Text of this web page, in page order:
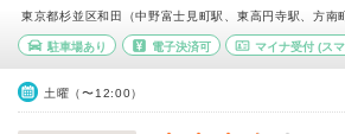
東京都杉並区和田（中野富士見町駅、東高円寺駅、方南
駐車場あり 電子決済可 マイナ受付 (ス
土曜（〜12:00）